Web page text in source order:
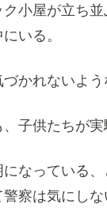
小屋が立ち
いる。
かれないよ
子供たちが実
なっている
察は気にし